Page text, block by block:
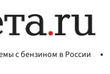
с бензином в России